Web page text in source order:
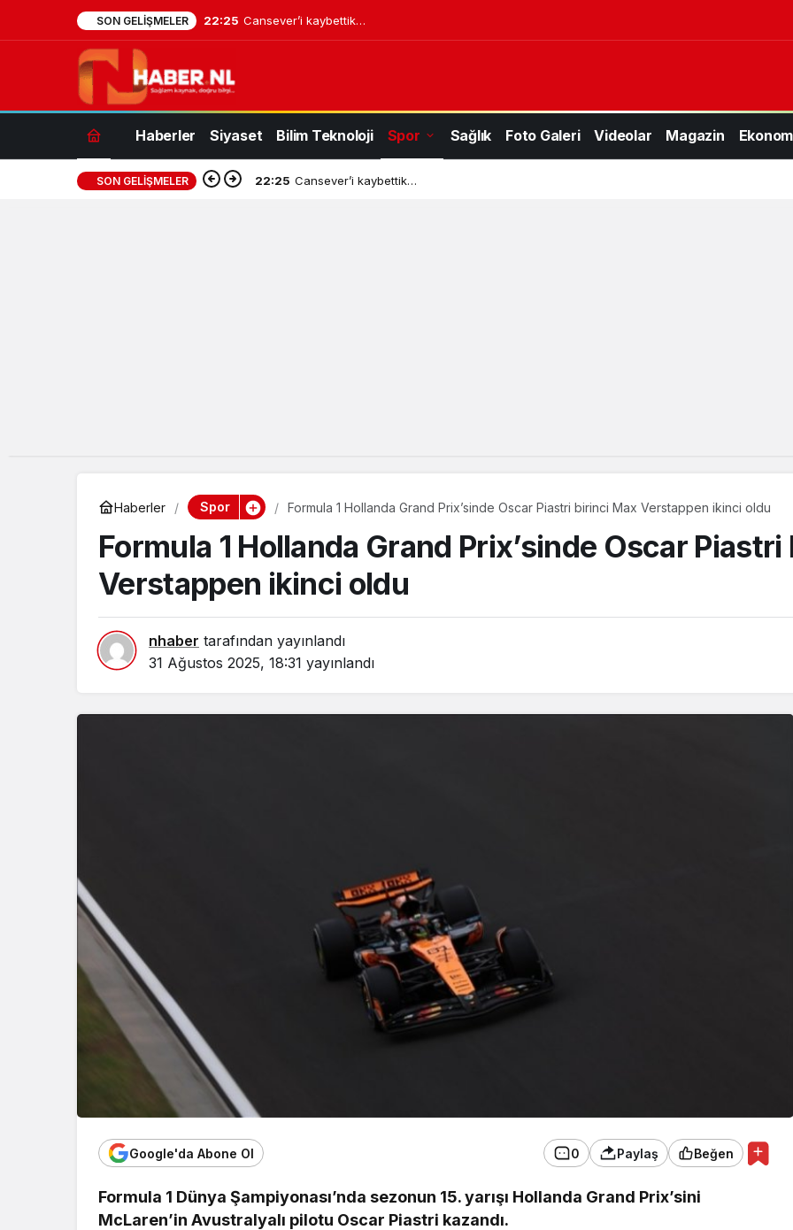
SON GELIŞMELER 22:25 Cansever’i kaybettik…
Haberler Siyaset Bilim Teknoloji Spor Sağlık Foto Galeri Videolar Magazin
SON GELIŞMELER 22:25 Cansever’i kaybettik…
Haberler Spor Formula 1 Hollanda Grand Prix’sinde Oscar Piastri birinci Max Verstappen ikinci oldu
Formula 1 Hollanda Grand Prix’sinde Oscar
Verstappen ikinci oldu
nhaber tarafından yayınlandı
31 Ağustos 2025, 18:31 yayınlandı
Google'da Abone Ol 0 Paylaş Beğen
Formula 1 Dünya Şampiyonası’nda sezonun 15. yarışı Hollanda Grand Prix’sini
McLaren’in Avustralyalı pilotu Oscar Piastri kazandı.